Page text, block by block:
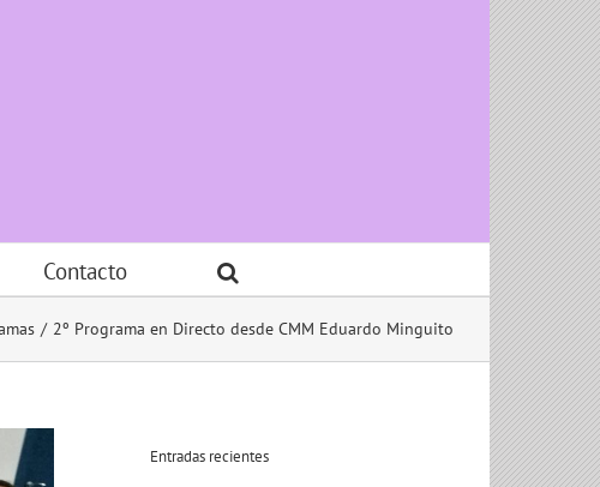
Contacto
2º Programa en Directo desde CMM Eduardo Minguito
Entradas recientes